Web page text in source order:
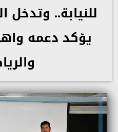
للنيابة..
يؤكد دعمه